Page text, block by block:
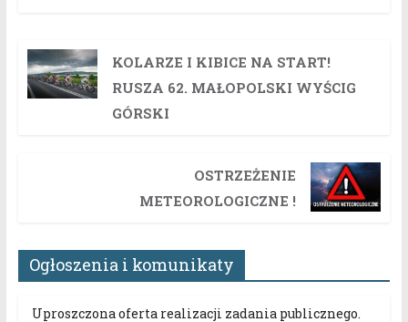
KOLARZE I KIBICE NA START!
RUSZA 62. MAŁOPOLSKI WYŚCIG
GÓRSKI
OSTRZEŻENIE
METEOROLOGICZNE !
Ogłoszenia i komunikaty
Uproszczona oferta realizacji zadania publicznego.